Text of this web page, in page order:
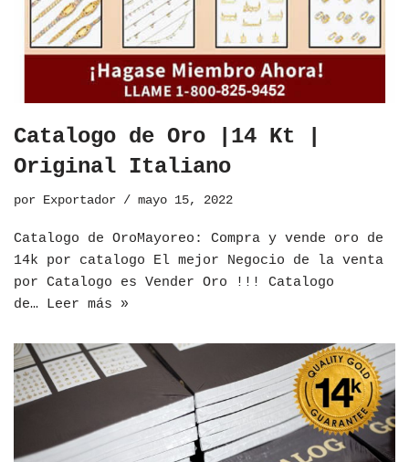
Catalogo de Oro |14 Kt |
Original Italiano
por Exportador mayo 15, 2022
​Catalogo de OroMayoreo: Compra y vende oro de
14k por catalogo El mejor Negocio de la venta
por Catalogo es Vender Oro !!! Catalogo
de… Leer más »